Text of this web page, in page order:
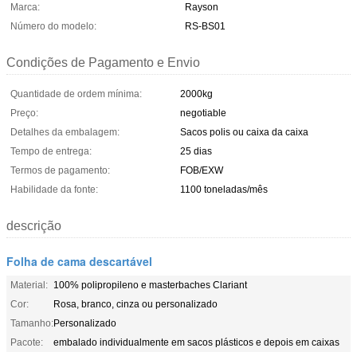
Marca:
Rayson
Número do modelo:
RS-BS01
Condições de Pagamento e Envio
Quantidade de ordem mínima:
2000kg
Preço:
negotiable
Detalhes da embalagem:
Sacos polis ou caixa da caixa
Tempo de entrega:
25 dias
Termos de pagamento:
FOB/EXW
Habilidade da fonte:
1100 toneladas/mês
descrição
Folha de cama descartável
Material: 100% polipropileno e masterbaches Clariant
Cor:
Rosa, branco, cinza ou personalizado
Tamanho:Personalizado
Pacote:
embalado individualmente em sacos plásticos e depois em caixas